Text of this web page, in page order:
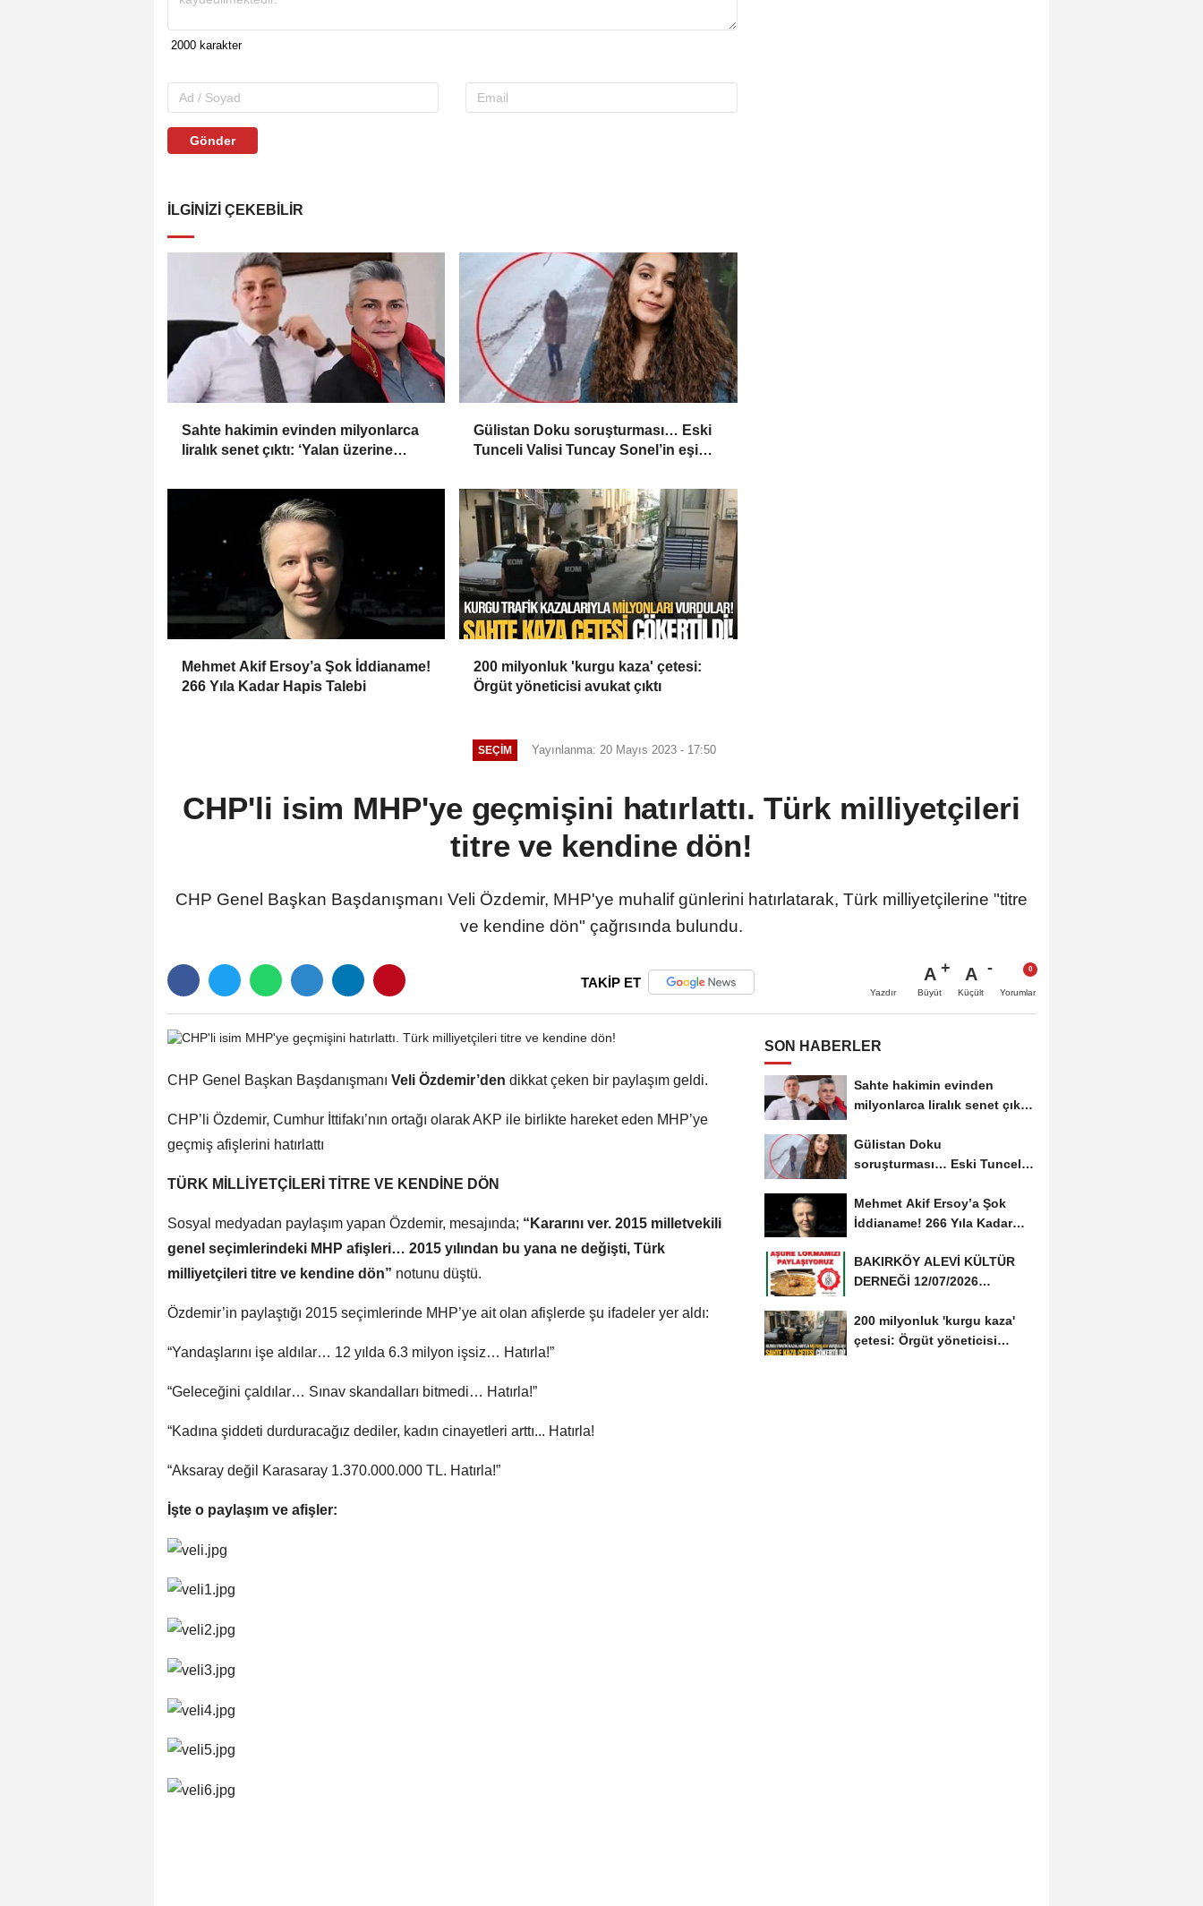
Gönder
İLGINIZI ÇEKEBILIR
Sahte hakimin evinden milyonlarca
liralık senet çıktı: ‘Yalan üzerine
Gülistan Doku soruşturması… Eski
Tunceli Valisi Tuncay Sonel’in eşi
Mehmet Akif Ersoy’a Şok İddianame!
266 Yıla Kadar Hapis Talebi
200 milyonluk 'kurgu kaza' çetesi:
Örgüt yöneticisi avukat çıktı
SEÇIM Yayınlanma: 20 Mayıs 2023 - 17:50
CHP'li isim MHP'ye geçmişini hatırlattı. Türk milliyetçileri
titre ve kendine dön!
CHP Genel Başkan Başdanışmanı Veli Özdemir, MHP'ye muhalif günlerini hatırlatarak, Türk milliyetçilerine "titre
ve kendine dön" çağrısında bulundu.
TAKİP ET
Yazdır
A
Büyüt
A
Küçült Yorumlar
CHP Genel Başkan Başdanışmanı Veli Özdemir’den dikkat çeken bir paylaşım geldi.
CHP’li Özdemir, Cumhur İttifakı’nın ortağı olarak AKP ile birlikte hareket eden MHP’ye
geçmiş afişlerini hatırlattı
TÜRK MİLLİYETÇİLERİ TİTRE VE KENDİNE DÖN
Sosyal medyadan paylaşım yapan Özdemir, mesajında; “Kararını ver. 2015 milletvekili
genel seçimlerindeki MHP afişleri… 2015 yılından bu yana ne değişti, Türk
milliyetçileri titre ve kendine dön” notunu düştü.
Özdemir’in paylaştığı 2015 seçimlerinde MHP’ye ait olan afişlerde şu ifadeler yer aldı:
“Yandaşlarını işe aldılar… 12 yılda 6.3 milyon işsiz… Hatırla!”
“Geleceğini çaldılar… Sınav skandalları bitmedi… Hatırla!”
“Kadına şiddeti durduracağız dediler, kadın cinayetleri arttı... Hatırla!
“Aksaray değil Karasaray 1.370.000.000 TL. Hatırla!”
İşte o paylaşım ve afişler:
SON HABERLER
Sahte hakimin evinden
milyonlarca liralık senet çıktı:
Gülistan Doku
soruşturması… Eski Tunceli
Mehmet Akif Ersoy’a Şok
İddianame! 266 Yıla Kadar
BAKIRKÖY ALEVİ KÜLTÜR
DERNEĞİ 12/07/2026
DAVETİNE...
200 milyonluk 'kurgu kaza'
çetesi: Örgüt yöneticisi